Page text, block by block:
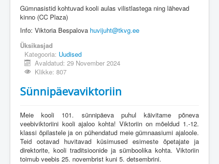
Login
Gümnasistid kohtuvad kooli aulas vilistlastega ning lähevad
kinno (CC Plaza)
Info: Viktoria Bespalova huvijuht@tkvg.ee
Üksikasjad
Kategooria: Uudised
Avaldatud: 29 November 2024
Klikke: 807
Sünnipäevaviktoriin
Meie kooli 101. sünnipäeva puhul käivitame põneva
veebiviktoriini kooli ajaloo kohta! Viktoriin on mõeldud 1.-12.
klassi õpilastele ja on pühendatud meie gümnaasiumi ajaloole.
Teid ootavad huvitavad küsimused esimeste õpetajate ja
direktorite, kooli traditsioonide ja sümboolika kohta. Viktoriin
toimub veebis 25. novembrist kuni 5. detsembrini.